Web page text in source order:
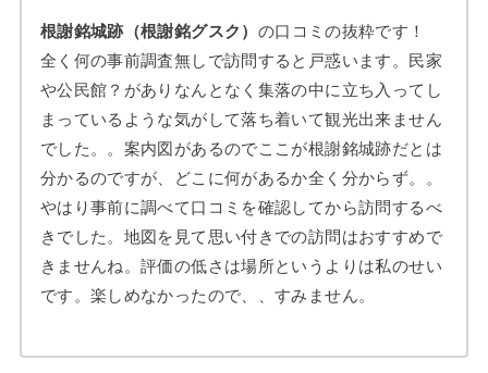
根謝銘城跡（根謝銘グスク） の口コミの抜粋です！
全く何の事前調査無しで訪問すると戸惑います。民家
や公民館？がありなんとなく集落の中に立ち入ってし
まっているような気がして落ち着いて観光出来ません
でした。。案内図があるのでここが根謝銘城跡だとは
分かるのですが、どこに何があるか全く分からず。。
やはり事前に調べて口コミを確認してから訪問するべ
きでした。地図を見て思い付きでの訪問はおすすめで
きませんね。評価の低さは場所というよりは私のせい
です。楽しめなかったので、、すみません。